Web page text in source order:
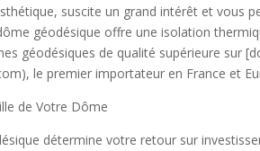
suscite un grand intérêt et vous
géodésique offre une isolation
géodésiques de qualité supérieure sur
le premier importateur en France et
de Votre Dôme
détermine votre retour sur